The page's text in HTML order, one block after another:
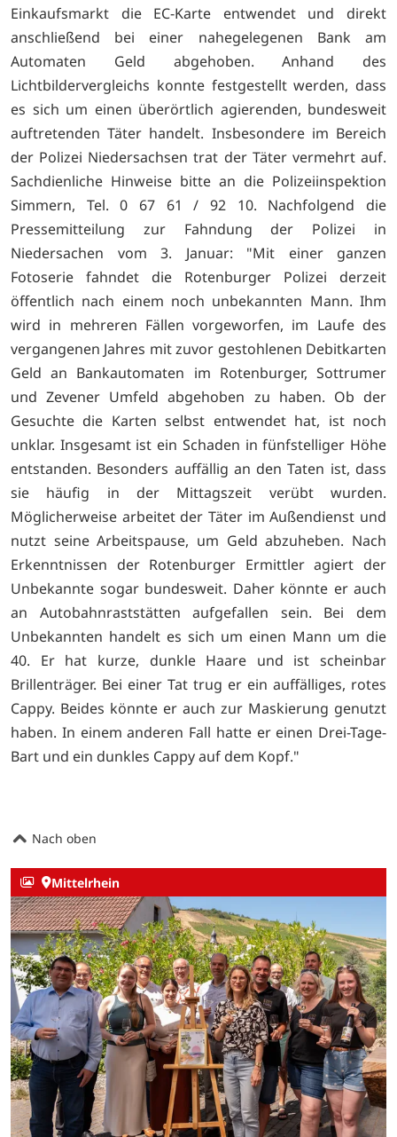
Einkaufsmarkt die EC-Karte entwendet und direkt
anschließend bei einer nahegelegenen Bank am
Automaten Geld abgehoben. Anhand des
Lichtbildervergleichs konnte festgestellt werden, dass
es sich um einen überörtlich agierenden, bundesweit
auftretenden Täter handelt. Insbesondere im Bereich
der Polizei Niedersachsen trat der Täter vermehrt auf.
Sachdienliche Hinweise bitte an die Polizeiinspektion
Simmern, Tel. 0 67 61 / 92 10. Nachfolgend die
Pressemitteilung zur Fahndung der Polizei in
Niedersachen vom 3. Januar: "Mit einer ganzen
Fotoserie fahndet die Rotenburger Polizei derzeit
öffentlich nach einem noch unbekannten Mann. Ihm
wird in mehreren Fällen vorgeworfen, im Laufe des
vergangenen Jahres mit zuvor gestohlenen Debitkarten
Geld an Bankautomaten im Rotenburger, Sottrumer
und Zevener Umfeld abgehoben zu haben. Ob der
Gesuchte die Karten selbst entwendet hat, ist noch
unklar. Insgesamt ist ein Schaden in fünfstelliger Höhe
entstanden. Besonders auffällig an den Taten ist, dass
sie häufig in der Mittagszeit verübt wurden.
Möglicherweise arbeitet der Täter im Außendienst und
nutzt seine Arbeitspause, um Geld abzuheben. Nach
Erkenntnissen der Rotenburger Ermittler agiert der
Unbekannte sogar bundesweit. Daher könnte er auch
an Autobahnraststätten aufgefallen sein. Bei dem
Unbekannten handelt es sich um einen Mann um die
40. Er hat kurze, dunkle Haare und ist scheinbar
Brillenträger. Bei einer Tat trug er ein auffälliges, rotes
Cappy. Beides könnte er auch zur Maskierung genutzt
haben. In einem anderen Fall hatte er einen Drei-Tage-
Bart und ein dunkles Cappy auf dem Kopf."
Nach oben
Mittelrhein